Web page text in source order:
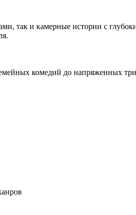
так и камерные истории с
комедий до напряженных